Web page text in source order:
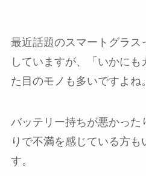
最近話題のスマートグラス
していますが、「いかに
た目のモノも多いですよね。
バッテリー持ちが悪かった
りで不満を感じている方
す。